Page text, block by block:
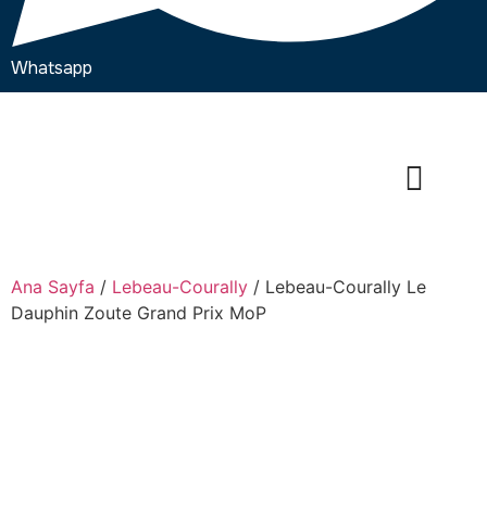
Whatsapp
Ana Sayfa / Lebeau-Courally / Lebeau-Courally Le
Dauphin Zoute Grand Prix MoP